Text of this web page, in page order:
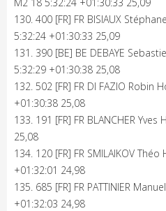
130. 400 [FR] FR BISIAUX
5:32:24 +01:30:33 25,09
131. 390 [BE] BE DEBAYE
5:32:29 +01:30:38 25,08
132. 502 [FR] FR DI FAZIO Robin
+01:30:38 25,08
133. 191 [FR] FR BLANCHER
25,08
134. 120 [FR] FR SMILAIKOV
+01:32:01 24,98
135. 685 [FR] FR PATTINIER
+01:32:03 24,98